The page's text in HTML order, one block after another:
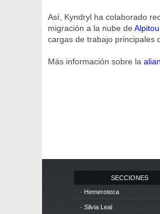
Así, Kyndryl ha colaborado
migración a la nube de
cargas de trabajo principales
Más información sobre la
SECCIONES
· Hemeroteca
· Silvia Leal